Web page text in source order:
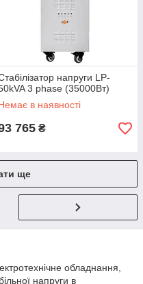
напруги LP-
3 phase (35000Вт)
в наявності
765 ₴
ще
обладнання,
напруги в